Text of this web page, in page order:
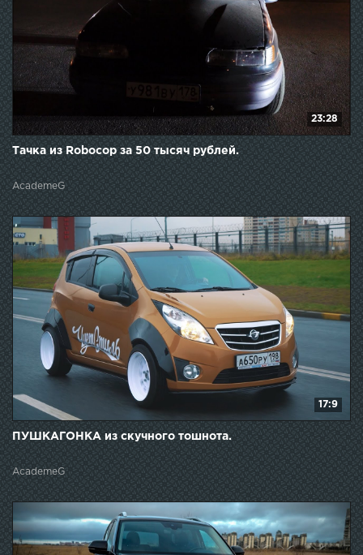
23:28
Тачка из Robocop за 50 тысяч рублей.
AcademeG
17:9
ПУШКАГОНКА из скучного тошнота.
AcademeG